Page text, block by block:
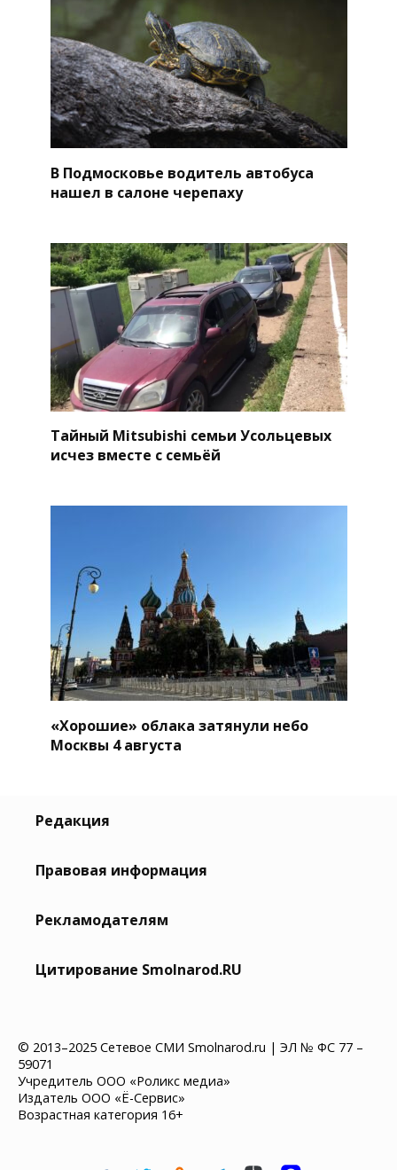
В Подмосковье водитель автобуса
нашел в салоне черепаху
Тайный Mitsubishi семьи Усольцевых
исчез вместе с семьёй
«Хорошие» облака затянули небо
Москвы 4 августа
Редакция
Правовая информация
Рекламодателям
Цитирование Smolnarod.RU
© 2013–2025 Сетевое СМИ Smolnarod.ru | ЭЛ № ФС 77 –
59071
Учредитель ООО «Роликс медиа»
Издатель ООО «Ё-Сервис»
Возрастная категория 16+